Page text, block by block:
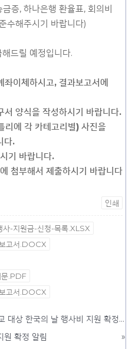
증, 하나은행 환율표, 회의비
수해주시기 바랍니다)
드릴 예정입니다.
좌이체하시고, 결과보고서에
서 양식을 작성하시기 바랍니다.
리에 각 카테고리별) 사진을
다.
기 바랍니다.
첨부해서 제출하시기 바랍니다
인쇄
-지원금-신청-목록.XLSX
고서.DOCX
문.PDF
고서.DOCX
2024년 정규반 및 아틀리에 개설교 대상 한국의 날 행사비 지원 확정 알림
확정 알림
»